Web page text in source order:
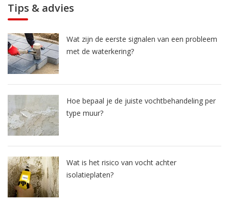
Tips & advies
Wat zijn de eerste signalen van een probleem
met de waterkering?
Hoe bepaal je de juiste vochtbehandeling per
type muur?
Wat is het risico van vocht achter
isolatieplaten?